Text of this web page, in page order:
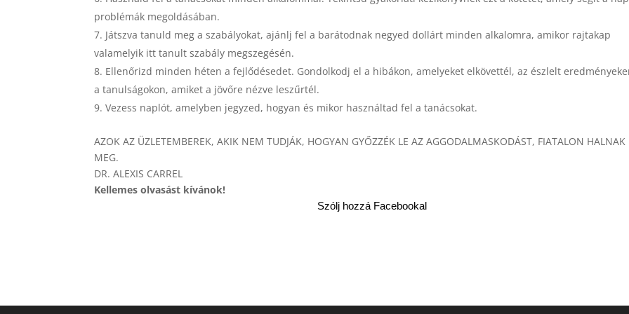
problémák megoldásában.
Játszva tanuld meg a szabályokat, ajánlj fel a barátodnak negyed dollárt minden alkalomra, amikor rajtakap
valamelyik itt tanult szabály megszegésén.
Ellenőrizd minden héten a fejlődésedet. Gondolkodj el a hibákon, amelyeket elkövettél, az észlelt
a tanulságokon, amiket a jövőre nézve leszűrtél.
Vezess naplót, amelyben jegyzed, hogyan és mikor használtad fel a tanácsokat.
AZOK AZ ÜZLETEMBEREK, AKIK NEM TUDJÁK, HOGYAN GYŐZZÉK LE AZ AGGODALMASKODÁST, FIATALON HALNAK
MEG.
DR. ALEXIS CARREL
Kellemes olvasást kívánok!
Szólj hozzá Facebookal